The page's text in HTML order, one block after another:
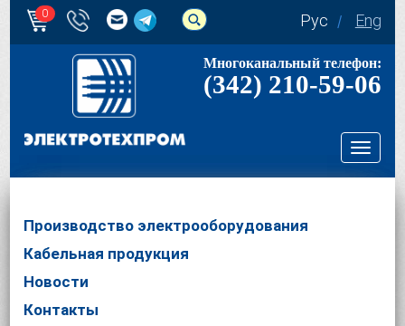
0 Рус Eng
Многоканальный телефон:
(342) 210-59-06
Производство электрооборудования
Кабельная продукция
Новости
Контакты